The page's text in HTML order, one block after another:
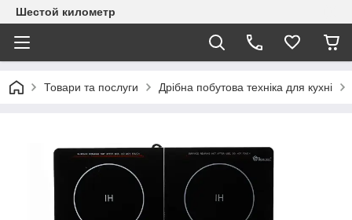
Шестой километр
Товари та послуги Дрібна побутова техніка для кухні